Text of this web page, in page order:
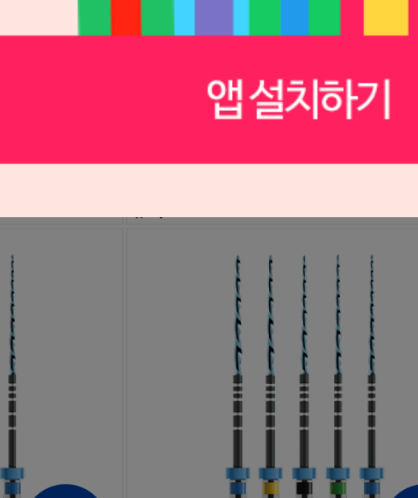
[포장단위 변경] 레시프록 파일 블루 25mm (VDW) (4EA)
S2007083